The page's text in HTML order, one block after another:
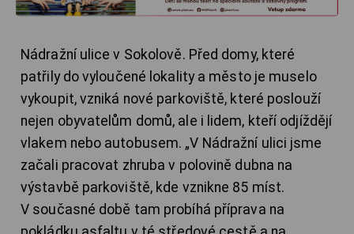
Nádražní ulice v Sokolově. Před domy, které
patřily do vyloučené lokality a město je muselo
vykoupit, vzniká nové parkoviště, které poslouží
nejen obyvatelům domů, ale i lidem, kteří odjíždějí
vlakem nebo autobusem. „V Nádražní ulici jsme
začali pracovat zhruba v polovině dubna na
výstavbě parkoviště, kde vznikne 85 míst.
V současné době tam probíhá příprava na